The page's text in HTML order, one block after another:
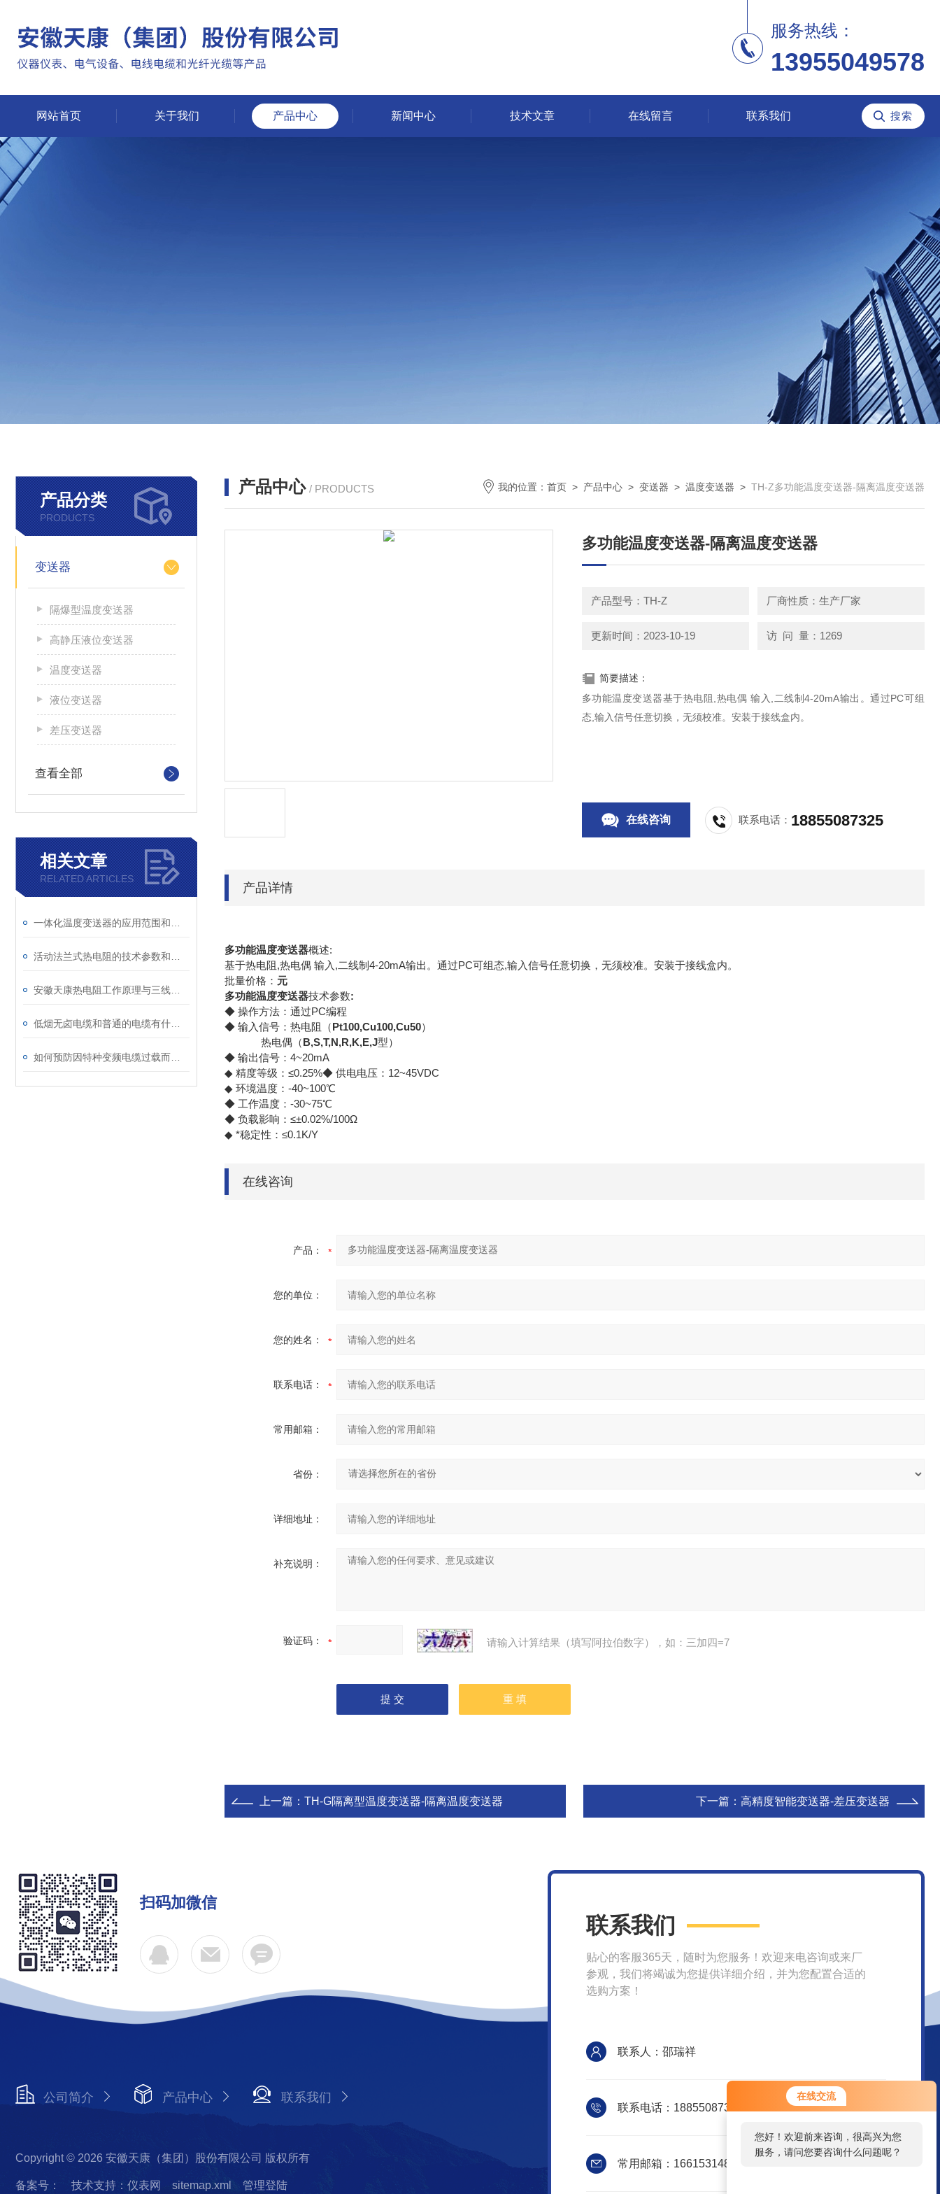
在线交流
您好！欢迎前来咨询，很高兴为您
服务，请问您要咨询什么问题呢？
您好，看您停留很久了，是否找到
了需求产品，您可以直接在线与我
服务热线：
13955049578
网站首页 关于我们 产品中心 新闻中心 技术文章 在线留言 联系我们
产品分类
PRODUCTS
变送器
隔爆型温度变送器
高静压液位变送器
温度变送器
液位变送器
差压变送器
查看全部
相关文章
RELATED ARTICLES
产品中心 / PRODUCTS 我的位置： 首页 > 产品中心 > 变送器 > 温度变送器 > TH-Z多功能温度变送器-隔离温度变送器
多功能温度变送器-隔离温度变送器
产品型号：TH-Z 厂商性质：生产厂家
更新时间：2023-10-19 访 问 量：1269
简要描述：
多功能温度变送器基于热电阻,热电偶 输入,二线制4-20mA输出。通过PC可组
态,输入信号任意切换，无须校准。安装于接线盒内。
在线咨询 联系电话： 18855087325
产品详情
多功能温度变送器概述:
基于热电阻,热电偶 输入,二线制4-20mA输出。通过PC可组态,输入信号任意切换，无须校准。安装于接线盒内。
批量价格： 元
多功能温度变送器技术参数:
◆ 操作方法：通过PC编程
◆ 输入信号：热电阻（Pt100,Cu100,Cu50）
热电偶（B,S,T,N,R,K,E,J型）
◆ 输出信号：4~20mA
◆ 精度等级：≤0.25%◆ 供电电压：12~45VDC
◆ 环境温度：-40~100℃
◆ 工作温度：-30~75℃
◆ 负载影响：≤±0.02%/100Ω
◆ *稳定性：≤0.1K/Y
在线咨询
产品：
您的单位：
您的姓名：
联系电话：
常用邮箱：
省份：
详细地址：
补充说明：
验证码： 请输入计算结果（填写阿拉伯数字），如：三加四=7
上一篇： TH-G隔离型温度变送器-隔离温度变送器 下一篇： 高精度智能变送器-差压变送器
扫码加微信
公司简介 产品中心 联系我们
Copyright © 2026 安徽天康（集团）股份有限公司 版权所有
备案号： 技术支持：仪表网 sitemap.xml 管理登陆
联系我们
贴心的客服365天，随时为您服务！欢迎来电咨询或来厂
参观，我们将竭诚为您提供详细介绍，并为您配置合适的
选购方案！
联系人：邵瑞祥
联系电话：18855087325
常用邮箱：1661531483@qq.com